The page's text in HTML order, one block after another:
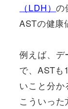
（LDH）の
ASTの健康
例えば、
で、ASTも
いこと分か
こういった